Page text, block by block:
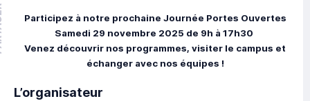
Participez à notre prochaine Journée Portes Ouvertes
Samedi 29 novembre 2025 de 9h à 17h30
Venez découvrir nos programmes, visiter le campus et
échanger avec nos équipes !
L’organisateur